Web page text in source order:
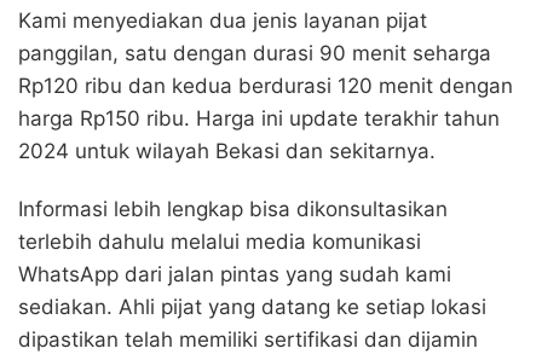
Kami menyediakan dua jenis layanan pijat
panggilan, satu dengan durasi 90 menit seharga
Rp120 ribu dan kedua berdurasi 120 menit dengan
harga Rp150 ribu. Harga ini update terakhir tahun
2024 untuk wilayah Bekasi dan sekitarnya.
Informasi lebih lengkap bisa dikonsultasikan
terlebih dahulu melalui media komunikasi
WhatsApp dari jalan pintas yang sudah kami
sediakan. Ahli pijat yang datang ke setiap lokasi
dipastikan telah memiliki sertifikasi dan dijamin